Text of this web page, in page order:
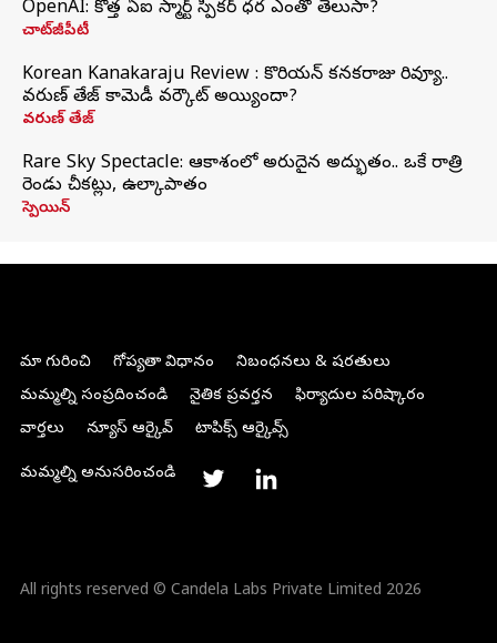
OpenAI: కొత్త ఏఐ స్మార్ట్ స్పీకర్ ధర ఎంతో తెలుసా?
చాట్‌జీపీటీ
Korean Kanakaraju Review : కొరియన్ కనకరాజు రివ్యూ..
వరుణ్ తేజ్ కామెడీ వర్కౌట్ అయ్యిందా?
వరుణ్ తేజ్
Rare Sky Spectacle: ఆకాశంలో అరుదైన అద్భుతం.. ఒకే రాత్రి
రెండు చీకట్లు, ఉల్కాపాతం
స్పెయిన్
మా గురించి గోప్యతా విధానం
నిబంధనలు & షరతులు
మమ్మల్ని సంప్రదించండి
నైతిక ప్రవర్తన
ఫిర్యాదుల పరిష్కారం
వార్తలు
న్యూస్ ఆర్కైవ్ టాపిక్స్ ఆర్కైవ్స్
మమ్మల్ని అనుసరించండి
All rights reserved © Candela Labs Private Limited 2026